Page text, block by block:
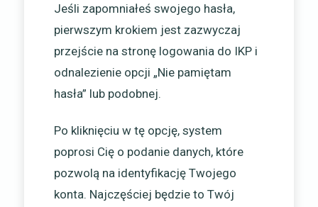
Jeśli zapomniałeś swojego hasła,
pierwszym krokiem jest zazwyczaj
przejście na stronę logowania do IKP i
odnalezienie opcji „Nie pamiętam
hasła” lub podobnej.
Po kliknięciu w tę opcję, system
poprosi Cię o podanie danych, które
pozwolą na identyfikację Twojego
konta. Najczęściej będzie to Twój